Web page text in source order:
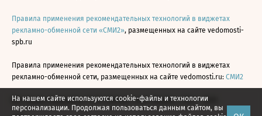
На нашем сайте используются cookie-файлы и технологии
персонализации. Продолжая пользоваться данным сайтом, вы
Правила применения рекомендательных технологий в виджетах
рекламно-обменной сети «СМИ2», размещенных на сайте vedomosti-
spb.ru
Правила применения рекомендательных технологий в виджетах
рекламно-обменной сети, размещенных на сайте vedomosti.ru: СМИ2
Все права защищены © АО «Бизнес Ньюс Медиа», 2024 - 2026